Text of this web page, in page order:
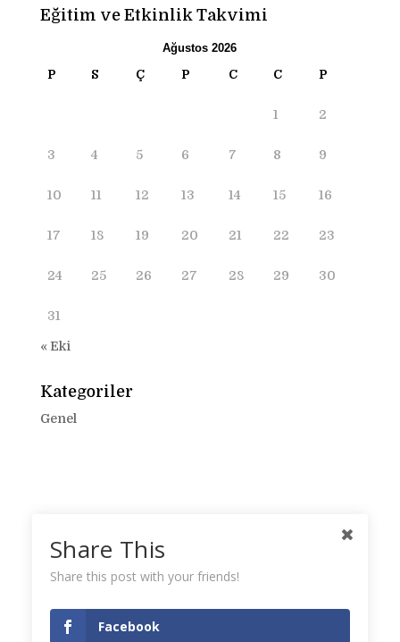
Eğitim ve Etkinlik Takvimi
Ağustos 2026
P S Ç P C C P
1 2
3 4 5 6 7 8 9
10 11 12 13 14 15 16
17 18 19 20 21 22 23
24 25 26 27 28 29 30
31
« Eki
Kategoriler
Genel
Share This
Share this post with your friends!
Facebook